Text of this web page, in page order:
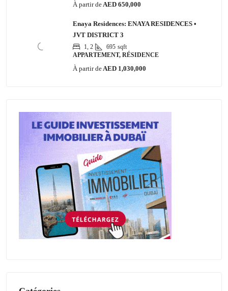
À partir deAED 650,000
Enaya Residences: ENAYA RESIDENCES •
JVT DISTRICT 3
1, 2 695 sqft
APPARTEMENT, RÉSIDENCE
À partir deAED 1,030,000